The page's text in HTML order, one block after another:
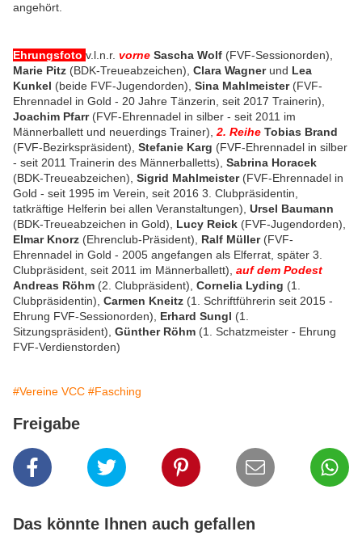
angehört.
Ehrungsfoto v.l.n.r. vorne Sascha Wolf (FVF-Sessionorden),
Marie Pitz (BDK-Treueabzeichen), Clara Wagnerund Lea
Kunkel (beide FVF-Jugendorden), Sina Mahlmeister(FVF-
Ehrennadel in Gold - 20 Jahre Tänzerin, seit 2017 Trainerin),
Joachim Pfarr(FVF-Ehrennadel in silber - seit 2011 im
Männerballett und neuerdings Trainer), 2. Reihe Tobias Brand
(FVF-Bezirkspräsident), Stefanie Karg (FVF-Ehrennadel in silber
- seit 2011 Trainerin des Männerballetts), Sabrina Horacek
(BDK-Treueabzeichen), Sigrid Mahlmeister (FVF-Ehrennadel in
Gold - seit 1995 im Verein, seit 2016 3. Clubpräsidentin,
tatkräftige Helferin bei allen Veranstaltungen), Ursel Baumann
(BDK-Treueabzeichen in Gold), Lucy Reick (FVF-Jugendorden),
Elmar Knorz (Ehrenclub-Präsident), Ralf Müller(FVF-
Ehrennadel in Gold - 2005 angefangen als Elferrat, später 3.
Clubpräsident, seit 2011 im Männerballett), auf dem Podest
Andreas Röhm (2. Clubpräsident), Cornelia Lyding (1.
Clubpräsidentin), Carmen Kneitz (1. Schriftführerin seit 2015 -
Ehrung FVF-Sessionorden), Erhard Sungl (1.
Sitzungspräsident), Günther Röhm (1. Schatzmeister - Ehrung
FVF-Verdienstorden)
#Vereine VCC #Fasching
Freigabe
Das könnte Ihnen auch gefallen